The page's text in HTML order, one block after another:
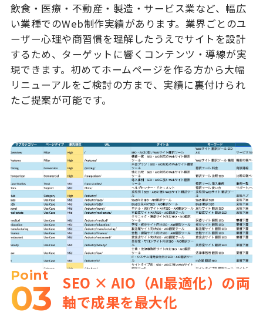
飲食・医療・不動産・製造・サービス業など、幅広
い業種でのWeb制作実績があります。業界ごとのユ
ーザー心理や商習慣を理解したうえでサイトを設計
するため、ターゲットに響くコンテンツ・導線が実
現できます。初めてホームページを作る方から大幅
リニューアルをご検討の方まで、実績に裏付けられ
たご提案が可能です。
Point
03 SEO × AIO（AI最適化）の両
軸で成果を最大化